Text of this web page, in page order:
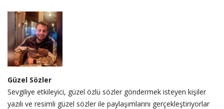
Güzel Sözler
Sevgiliye etkileyici, güzel özlü sözler göndermek isteyen kişiler
yazılı ve resimli güzel sözler ile paylaşımlarını gerçekleştiriyorlar